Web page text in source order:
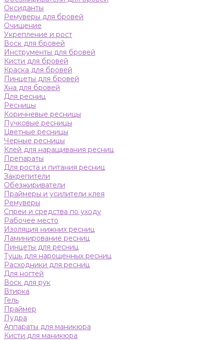
Оксиданты
Ремуверы для бровей
Очищение
Укрепление и рост
Воск для бровей
Инструменты для бровей
Кисти для бровей
Краска для бровей
Пинцеты для бровей
Хна для бровей
Для ресниц
Ресницы
Коричневые ресницы
Пучковые ресницы
Цветные ресницы
Черные ресницы
Клей для наращивания ресниц
Препараты
Для роста и питания ресниц
Закрепители
Обезжириватели
Праймеры и усилители клея
Ремуверы
Спреи и средства по уходу
Рабочее место
Изоляция нижних ресниц
Ламинирование ресниц
Пинцеты для ресниц
Тушь для нарощенных ресниц
Расходники для ресниц
Для ногтей
Воск для рук
Втирка
Гель
Праймер
Пудра
Аппараты для маникюра
Кисти для маникюра